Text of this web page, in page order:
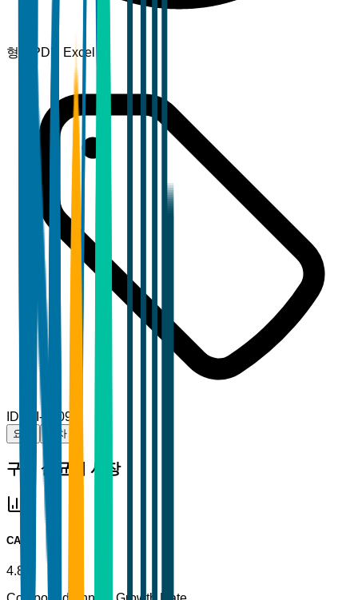
형식 PDF, Excel
ID TBI-57094
요약 목차
구리 살균제 시장
CAGR
4.8%